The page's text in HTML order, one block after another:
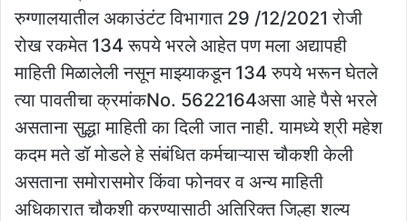
रुग्णालयातील अकाउंटंट विभागात 29 /12/2021 रोजी
रोख रकमेत 134 रूपये भरले आहेत पण मला अद्यापही
माहिती मिळालेली नसून माझ्याकडून 134 रुपये भरून घेतले
त्या पावतीचा क्रमांकNo. 5622164असा आहे पैसे भरले
असताना सुद्धा माहिती का दिली जात नाही. यामध्ये श्री महेश
कदम मते डॉ मोडले हे संबंधित कर्मचाऱ्यास चौकशी केली
असताना समोरासमोर किंवा फोनवर व अन्य माहिती
अधिकारात चौकशी करण्यासाठी अतिरिक्त जिल्हा शल्य